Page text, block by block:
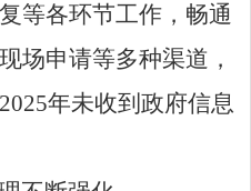
等各环节工作，畅通
场申请等多种渠道，
2025年未收到政府信息